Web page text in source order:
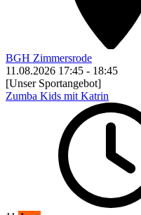
BGH Zimmersrode
11.08.2026 17:45 - 18:45
[Unser Sportangebot]
Zumba Kids mit Katrin